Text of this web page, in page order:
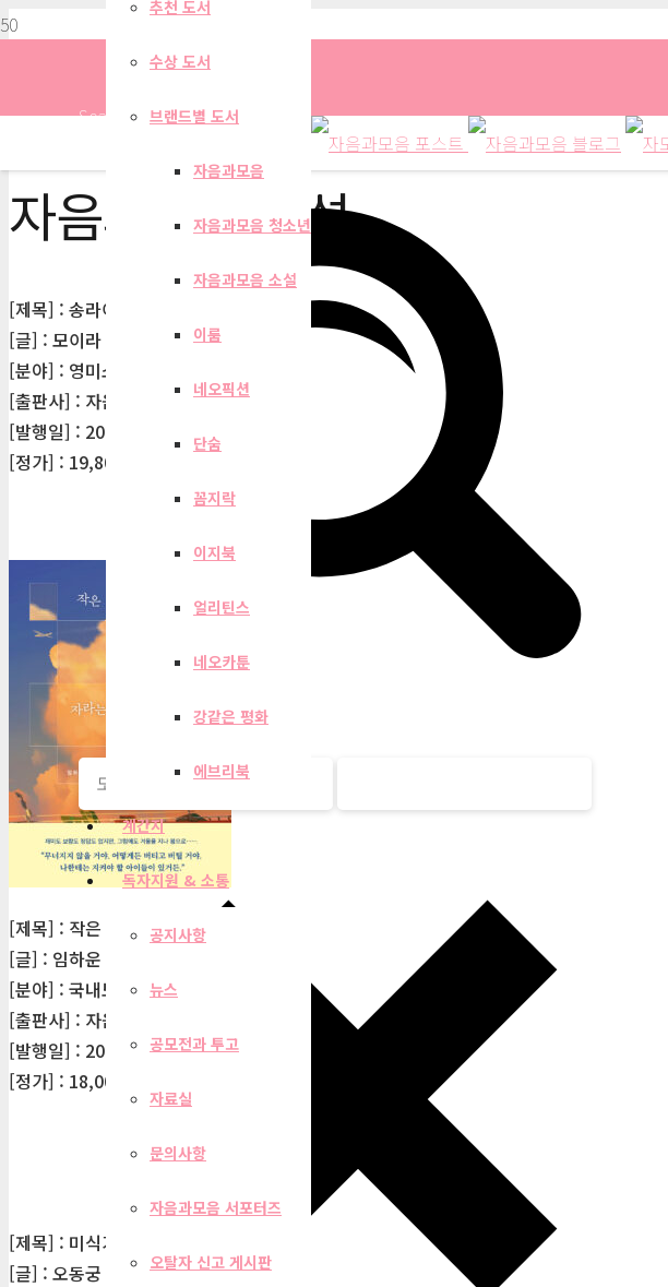
Search
추천 도서
수상 도서
브랜드별 도서
자음과모음
자음과모음 청소년
자음과모음 소설
이룸
네오픽션
단숨
꼼지락
이지북
얼리틴스
네오카툰
강같은 평화
에브리북
계간지
독자지원 & 소통
공지사항
뉴스
공모전과 투고
자료실
문의사항
자음과모음 서포터즈
오탈자 신고 게시판
자음과모음 소설
[제목] : 송라이트
[글] : 모이라 버피니
[분야] : 영미소설 > 판타지 과학 소설 SF
[출판사] : 자음과모음
[발행일] : 2026-05-18
[정가] : 19,800원
[제목] : 작은 별이 자라는 밤
[글] : 임하운
[분야] : 국내도서> 소설 > 한국 장편소설
[출판사] : 자음과모음
[발행일] : 2026-05-11
[정가] : 18,000원
[제목] : 미식가들
[글] : 오동궁